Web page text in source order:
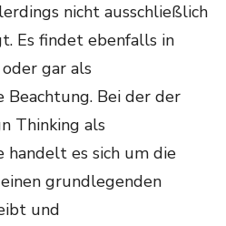
nicht ausschließlich
Es findet ebenfalls in
gar als
Bei der der
Thinking als
handelt es sich um die
grundlegenden
und